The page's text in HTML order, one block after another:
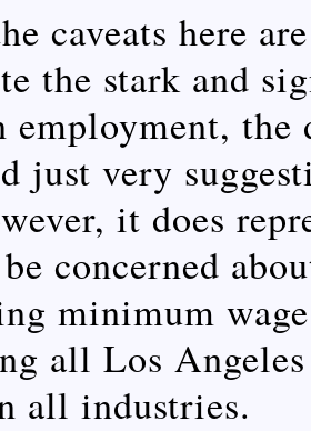
caveats here
the stark and
employment, the
just very
it does
concerned
minimum
all Los
all industries.